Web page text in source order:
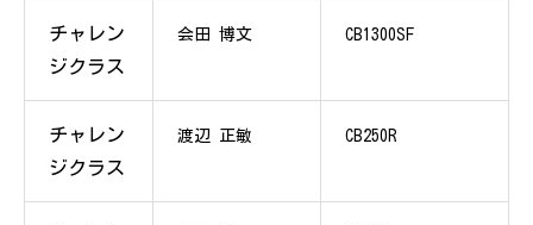
チャレン
ジクラス
会田 博文 CB1300SF
チャレン
ジクラス
渡辺 正敏 CB250R